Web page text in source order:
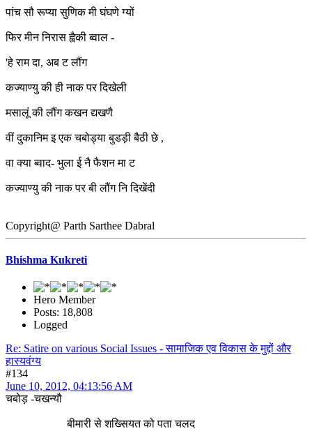
पांच सौ रूप्या सुणिक मी घंघणे ग्यों
फिर मीन निरास ह्वैकी ब्वाल -
'हे राम दा, अब ट लौंग
कज्याण्यु की ही नाक पर दिखेली
मसालूं की लौंग कखन द्यखणै
वीं दुकानिम इ एक चबोड्या बुडड़ी बैठी छे ,
वा क्या ब्वाद- भुला ई नै फैशन मा ट
कज्याण्यु की नाक पर बी लौंग नि दिखेंदी
Copyright@ Parth Sarthee Dabral
Bhishma Kukreti
Hero Member
Posts: 18,808
Logged
Re: Satire on various Social Issues - सामाजिक एव विकास के मुद्दों और
हास्यवंग्य
#134
June 10, 2012, 04:13:56 AM
चबोड़ -चखन्यौ
बीमारी से शख्सियत को पता चलद